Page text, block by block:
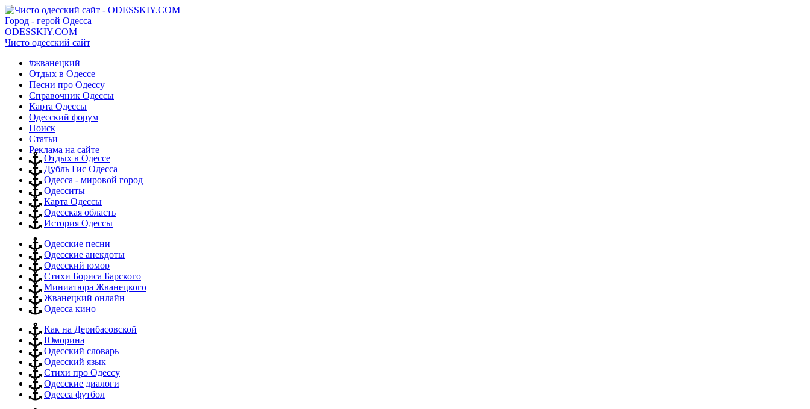
Город - герой Одесса
ODESSKIY.COM
Чисто одесский сайт
#жванецкий
Отдых в Одессе
Песни про Одессу
Справочник Одессы
Карта Одессы
Одесский форум
Поиск
Статьи
Реклама на сайте
Отдых в Одессе
Дубль Гис Одесса
Одесса - мировой город
Одесситы
Карта Одессы
Одесская область
История Одессы
Одесские песни
Одесские анекдоты
Одесский юмор
Стихи Бориса Барского
Миниатюра Жванецкого
Жванецкий онлайн
Одесса кино
Как на Дерибасовской
Юморина
Одесский словарь
Одесский язык
Стихи про Одессу
Одесские диалоги
Одесса футбол